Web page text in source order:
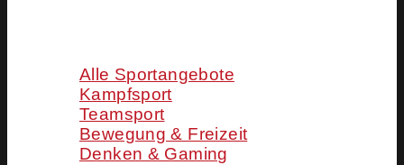
Alle Sportangebote
Kampfsport
Teamsport
Bewegung & Freizeit
Denken & Gaming